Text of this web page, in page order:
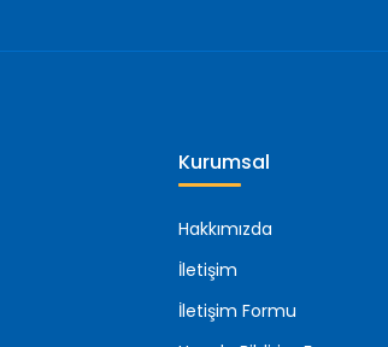
Kurumsal
Hakkımızda
İletişim
İletişim Formu